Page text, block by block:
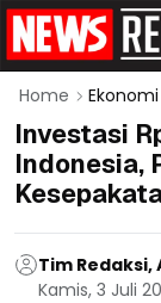
Home Ekonomi
Investasi
Indonesia,
Tim Redaksi,
Kamis, 3 Juli